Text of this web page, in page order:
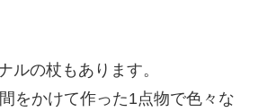
ルの杖もあります。
をかけて作った1点物で色々な